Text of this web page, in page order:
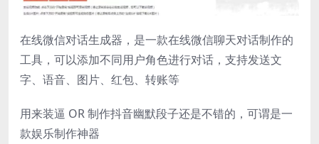
在线微信对话生成器，是一款在线微信聊天对话制作的
工具，可以添加不同用户角色进行对话，支持发送文
字、语音、图片、红包、转账等
用来装逼 OR 制作抖音幽默段子还是不错的，可谓是一
款娱乐制作神器